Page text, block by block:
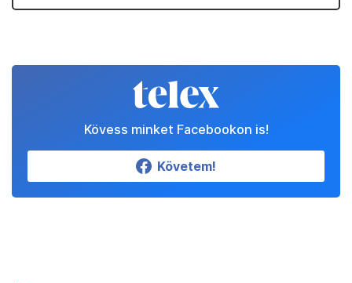
Kövess minket Facebookon is!
Követem!